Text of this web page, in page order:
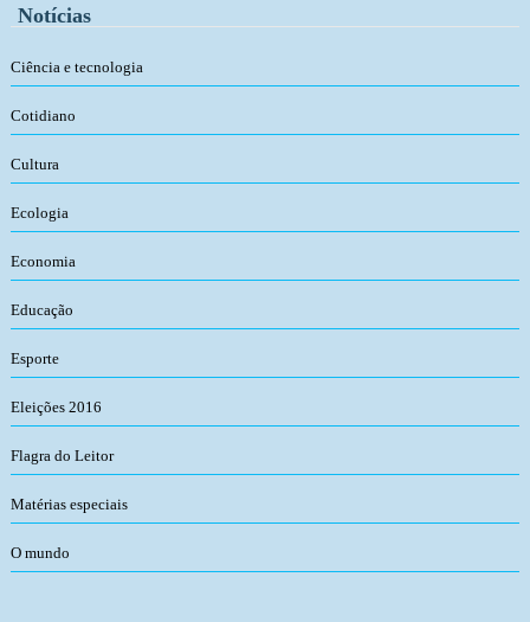
Notícias
Ciência e tecnologia
Cotidiano
Cultura
Ecologia
Economia
Educação
Esporte
Eleições 2016
Flagra do Leitor
Matérias especiais
O mundo